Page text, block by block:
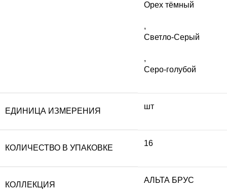
Орех тёмный
,
Светло-Серый
,
Серо-голубой
ЕДИНИЦА ИЗМЕРЕНИЯ
шт
КОЛИЧЕСТВО В УПАКОВКЕ
16
КОЛЛЕКЦИЯ
АЛЬТА БРУС